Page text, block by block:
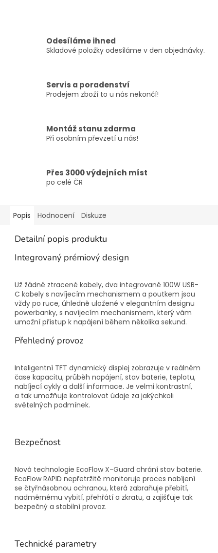
Odesíláme ihned
Skladové položky odesíláme v den objednávky.
Servis a poradenství
Prodejem zboží to u nás nekončí!
Montáž stanu zdarma
Při osobním převzetí u nás!
Přes 3000 výdejních míst
po celé ČR
Popis Hodnocení Diskuze
Detailní popis produktu
Integrovaný prémiový design
Už žádné ztracené kabely, dva integrované 100W USB-
C kabely s navíjecím mechanismem a poutkem jsou
vždy po ruce, úhledně uložené v elegantním designu
powerbanky, s navíjecím mechanismem, který vám
umožní přístup k napájení během několika sekund.
Přehledný provoz
Inteligentní TFT dynamický displej zobrazuje v reálném
čase kapacitu, průběh napájení, stav baterie, teplotu,
nabíjecí cykly a další informace. Je velmi kontrastní,
a tak umožňuje kontrolovat údaje za jakýchkoli
světelných podmínek.
Bezpečnost
Nová technologie EcoFlow X-Guard chrání stav baterie.
EcoFlow RAPID nepřetržitě monitoruje proces nabíjení
se čtyřnásobnou ochranou, která zabraňuje přebití,
nadměrnému vybití, přehřátí a zkratu, a zajišťuje tak
bezpečný a stabilní provoz.
Technické parametry